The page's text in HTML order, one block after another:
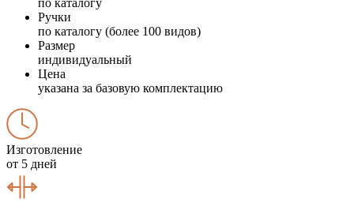
Ручки
по каталогу (более 100 видов)
Размер
индивидуальный
Цена
указана за базовую комплектацию
Изготовление
от 5 дней